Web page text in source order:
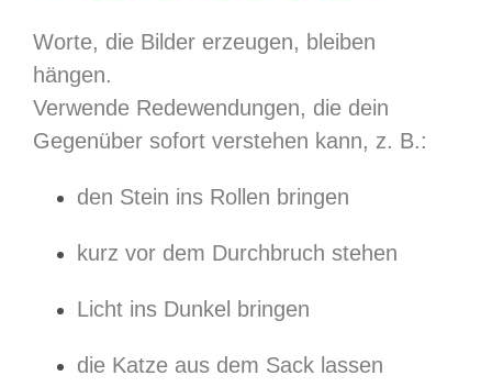
Worte, die Bilder erzeugen, bleiben
hängen.
Verwende Redewendungen, die dein
Gegenüber sofort verstehen kann, z. B.:
den Stein ins Rollen bringen
kurz vor dem Durchbruch stehen
Licht ins Dunkel bringen
die Katze aus dem Sack lassen